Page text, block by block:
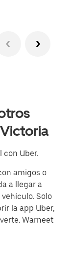
con Uber.
amigos o
a llegar a
Solo
la app Uber,
Warneet